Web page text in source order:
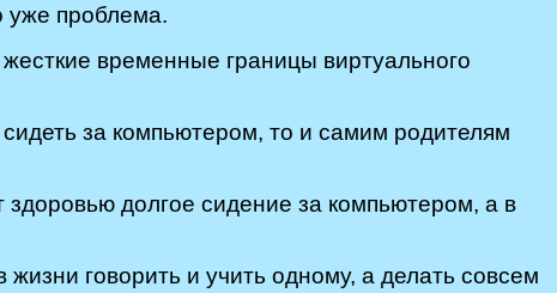
уже проблема.
временные границы виртуального
за компьютером, то и самим родителям
здоровью долгое сидение за компьютером, а в
говорить и учить одному, а делать совсем